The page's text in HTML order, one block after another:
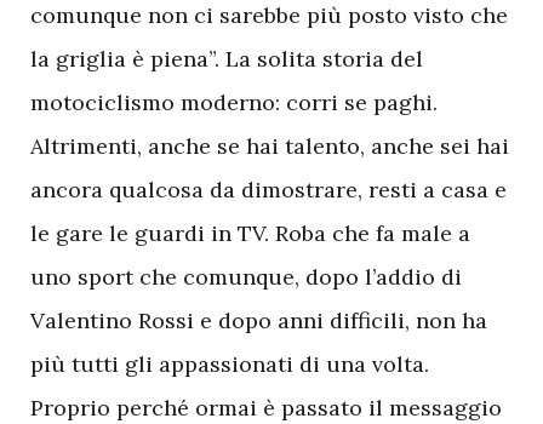
comunque non ci sarebbe più posto visto che
la griglia è piena”. La solita storia del
motociclismo moderno: corri se paghi.
Altrimenti, anche se hai talento, anche sei hai
ancora qualcosa da dimostrare, resti a casa e
le gare le guardi in TV. Roba che fa male a
uno sport che comunque, dopo l’addio di
Valentino Rossi e dopo anni difficili, non ha
più tutti gli appassionati di una volta.
Proprio perché ormai è passato il messaggio